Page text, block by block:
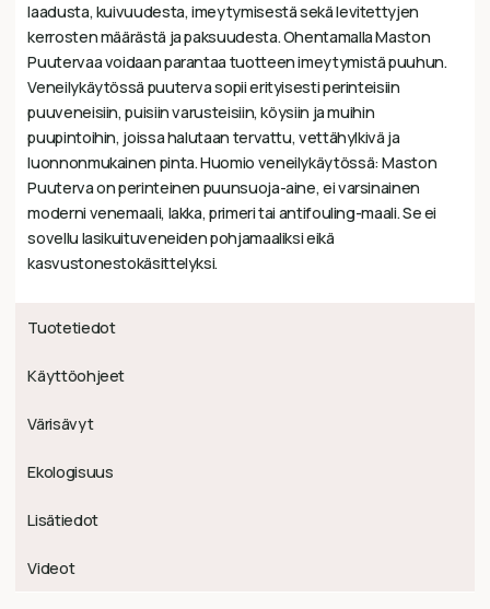
laadusta, kuivuudesta, imeytymisestä sekä levitettyjen
kerrosten määrästä ja paksuudesta. Ohentamalla Maston
Puutervaa voidaan parantaa tuotteen imeytymistä puuhun.
Veneilykäytössä puuterva sopii erityisesti perinteisiin
puuveneisiin, puisiin varusteisiin, köysiin ja muihin
puupintoihin, joissa halutaan tervattu, vettähylkivä ja
luonnonmukainen pinta. Huomio veneilykäytössä: Maston
Puuterva on perinteinen puunsuoja-aine, ei varsinainen
moderni venemaali, lakka, primeri tai antifouling-maali. Se ei
sovellu lasikuituveneiden pohjamaaliksi eikä
kasvustonestokäsittelyksi.
Tuotetiedot
Käyttöohjeet
Värisävyt
Ekologisuus
Lisätiedot
Videot